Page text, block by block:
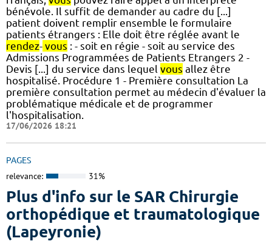
bénévole. Il suffit de demander au cadre du [...]
patient doivent remplir ensemble le formulaire
patients étrangers : Elle doit être réglée avant le
rendez- vous : - soit en régie - soit au service des
Admissions Programmées de Patients Etrangers 2 -
Devis [...] du service dans lequel vous allez être
hospitalisé. Procédure 1 - Première consultation La
première consultation permet au médecin d'évaluer la
problématique médicale et de programmer
l'hospitalisation.
17/06/2026 18:21
PAGES
relevance: 31%
Plus d'info sur le SAR Chirurgie
orthopédique et traumatologique
(Lapeyronie)